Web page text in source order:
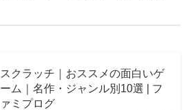
スクラッチ｜おススメの面白いゲ
ーム｜名作・ジャンル別10選 | フ
ァミプログ